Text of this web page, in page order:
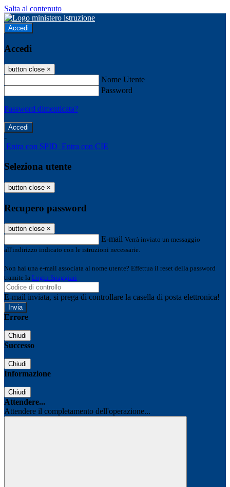
Salta al contenuto
Accedi
Accedi
button close ×
Nome Utente
Password
Password dimenticata?
-
Entra con SPID Entra con CIE
Seleziona utente
button close ×
Recupero password
button close ×
E-mail Verrà inviato un messaggio
all'indirizzo indicato con le istruzioni necessarie.
Non hai una e-mail associata al nome utente? Effettua il reset della password
tramite la Login Spaggiari
E-mail inviata, si prega di controllare la casella di posta elettronica!
Errore
Chiudi
Successo
Chiudi
Informazione
Chiudi
Attendere...
Attendere il completamento dell'operazione...